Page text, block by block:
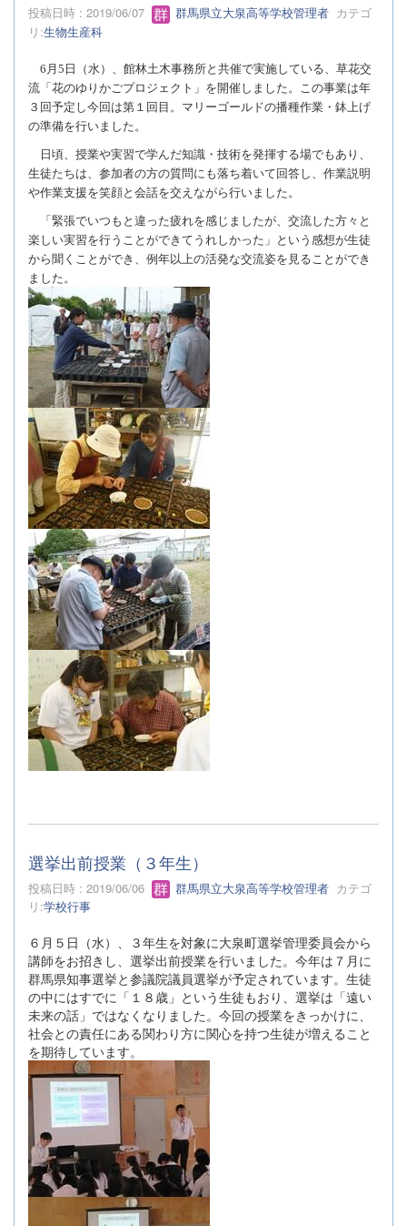
投稿日時 : 2019/06/07 群馬県立大泉高等学校管理者 カテゴ
リ:生物生産科
6月5日（水）、館林土木事務所と共催で実施している、草花交
流「花のゆりかごプロジェクト」を開催しました。この事業は年
３回予定し今回は第１回目。マリーゴールドの播種作業・鉢上げ
の準備を行いました。
日頃、授業や実習で学んだ知識・技術を発揮する場でもあり、
生徒たちは、参加者の方の質問にも落ち着いて回答し、作業説明
や作業支援を笑顔と会話を交えながら行いました。
「緊張でいつもと違った疲れを感じましたが、交流した方々と
楽しい実習を行うことができてうれしかった」という感想が生徒
から聞くことができ、例年以上の活発な交流姿を見ることができ
ました。
選挙出前授業（３年生）
投稿日時 : 2019/06/06 群馬県立大泉高等学校管理者 カテゴ
リ:学校行事
６月５日（水）、３年生を対象に大泉町選挙管理委員会から
講師をお招きし、選挙出前授業を行いました。今年は７月に
群馬県知事選挙と参議院議員選挙が予定されています。生徒
の中にはすでに「１８歳」という生徒もおり、選挙は「遠い
未来の話」ではなくなりました。今回の授業をきっかけに、
社会との責任にある関わり方に関心を持つ生徒が増えること
を期待しています。